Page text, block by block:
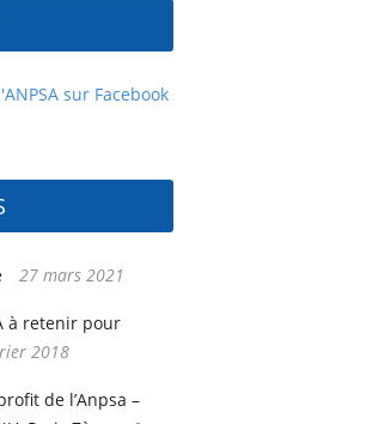
sur Facebook
27 mars 2021
à retenir pour
2018
de l’Anpsa –